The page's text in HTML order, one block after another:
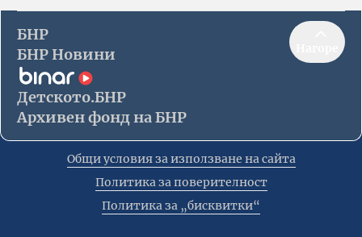
БНР
БНР Новини
Детското.БНР
Архивен фонд на БНР
Общи условия за използване на сайта
Политика за поверителност
Политика за „бисквитки“